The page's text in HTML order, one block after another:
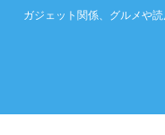
ガジェット関係、グルメや